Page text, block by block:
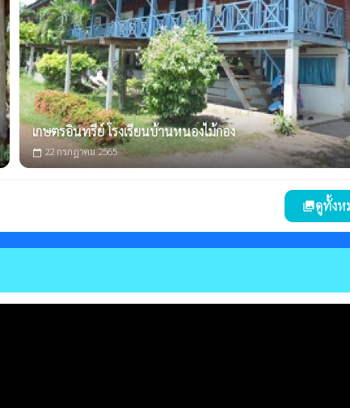
เกษตรอินทรีย์ โรงเรียนบ้านหนองไม้กอง
calendar_today 22 กรกฎาคม 2565
photo_libraryดูทั้งห